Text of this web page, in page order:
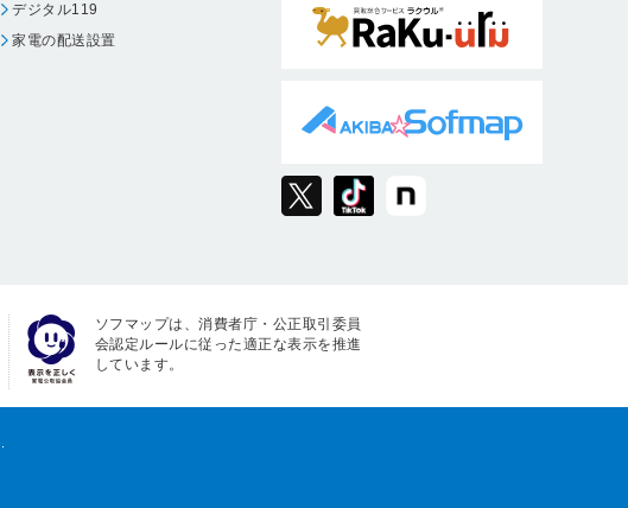
デジタル119
家電の配送設置
ソフマップは、消費者庁・公正取引委員
会認定ルールに従った適正な表示を推進
しています。